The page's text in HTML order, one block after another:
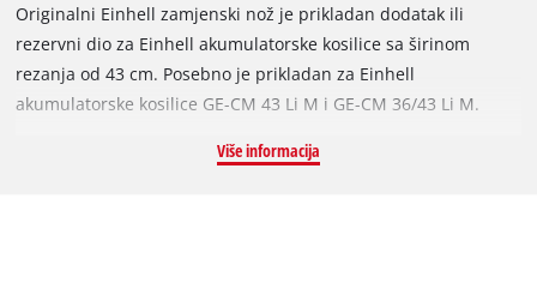
Originalni Einhell zamjenski nož je prikladan dodatak ili
rezervni dio za Einhell akumulatorske kosilice sa širinom
rezanja od 43 cm. Posebno je prikladan za Einhell
akumulatorske kosilice GE-CM 43 Li M i GE-CM 36/43 Li M.
noža postiže izvrsne rezultate rezanja čak i na gusto zaraslim
Više informacija